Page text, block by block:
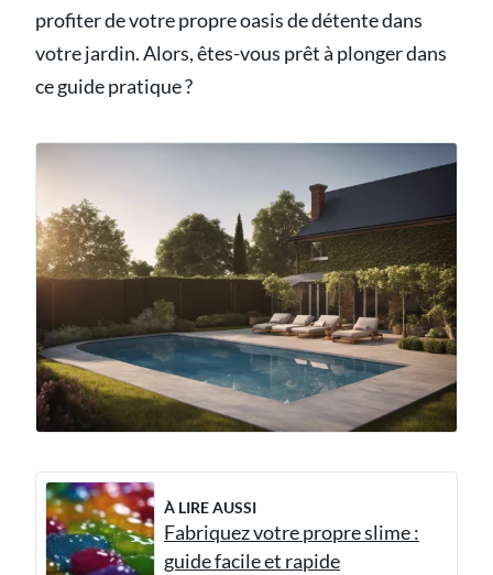
profiter de votre propre oasis de détente dans
votre jardin. Alors, êtes-vous prêt à plonger dans
ce guide pratique ?
À LIRE AUSSI
Fabriquez votre propre slime :
guide facile et rapide